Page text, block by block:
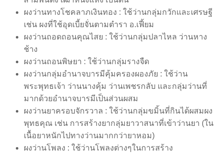
ผงว่านทางโชคลาภเงินทอง : ใช้ว่านกลุ่มกวักและเศรษฐี
เช่น ผงที่ใช้อุดเบี้ยจั่นตามตำรา อ.เฟี้ยม
ผงว่านถอดถอนคุณไสย : ใช้ว่านกลุ่มปลาไหล ว่านหาง
ช้าง
ผงว่านถอนพิษยา : ใช้ว่านกลุ่มรางจืด
ผงว่านกลุ่มอำนาจบารมีคุ้มครองผองภัย : ใช้ว่าน
พระพุทธเจ้า ว่านนางคุ้ม ว่านเพชรกลับ และกลุ่มว่านที่
มากด้วยอำนาจบารมีเป็นส่วนผสม
ผงว่านยาครอบจักรวาล : ใช้ว่านกลุ่มขมิ้นที่กินได้ผสมผง
พุทธคุณ เช่น การสร้างยากลุ่มยาวาสนาที่เข้าว่านยา (ใน
เนื้อยาหนักไปทางว่านมากกว่ายาหอม)
ผงว่านโพลง : ใช้ว่านโพลงต่างๆในการสร้าง